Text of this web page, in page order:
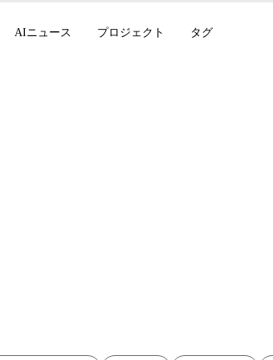
AIニュース プロジェクト タグ